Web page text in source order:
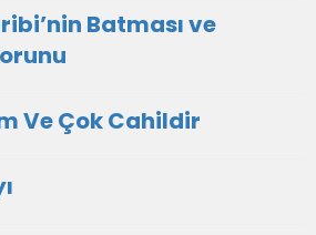
Batması ve
Ve Çok Cahildir